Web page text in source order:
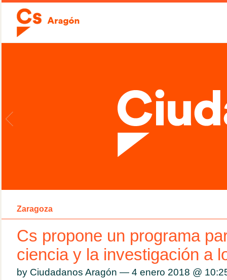
Zaragoza
Cs propone un programa
ciencia y la investigación a
by Ciudadanos Aragón — 4 enero 2018 @